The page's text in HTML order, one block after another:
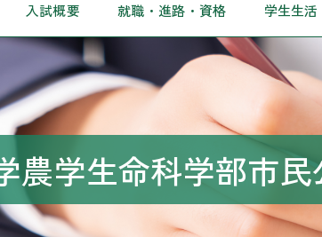
入試概要 就職・進路・資格 学生生
農学生命科学部市